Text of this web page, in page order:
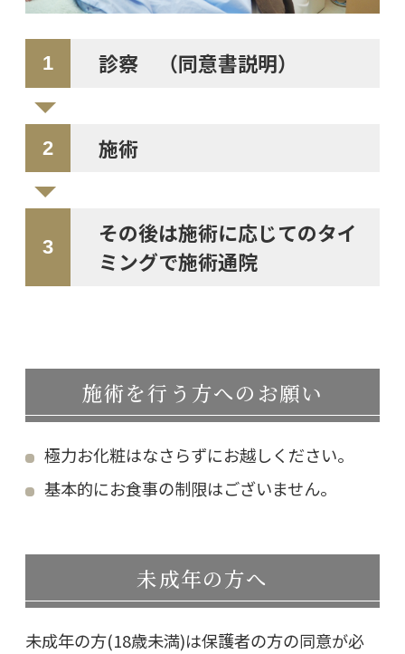
診察 （同意書説明）
施術
その後は施術に応じてのタイ
ミングで施術通院
施術を行う方へのお願い
極力お化粧はなさらずにお越しください。
基本的にお食事の制限はございません。
未成年の方へ
未成年の方(18歳未満)は保護者の方の同意が必